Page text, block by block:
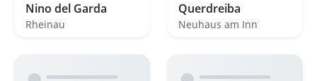
Nino del Garda
Rheinau
Querdreiba
Neuhaus am Inn